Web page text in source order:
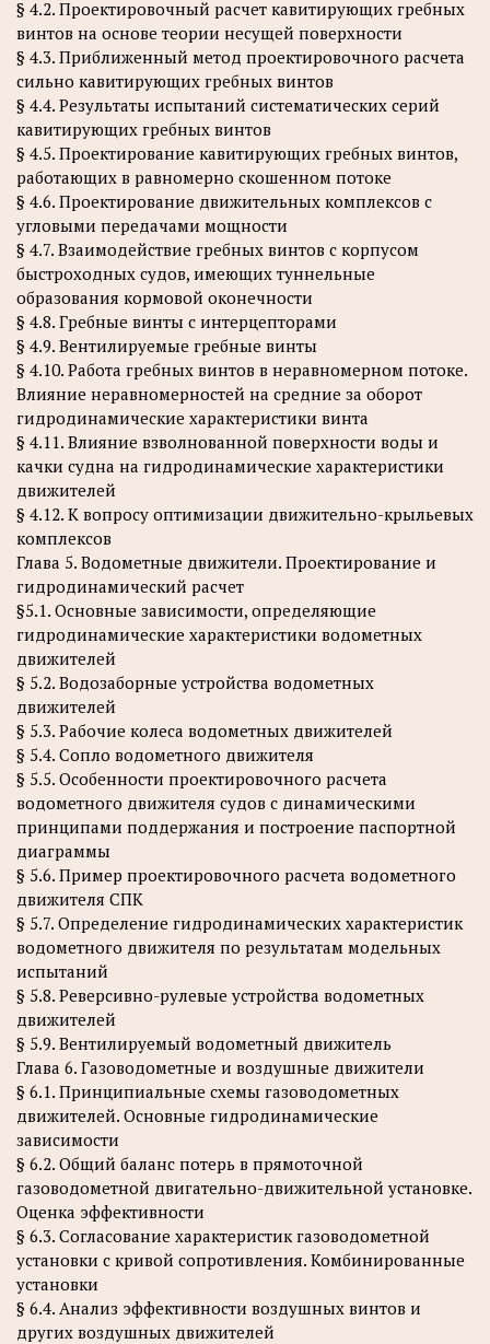
§ 4.2. Проектировочный расчет кавитирующих гребных
винтов на основе теории несущей поверхности
§ 4.3. Приближенный метод проектировочного расчета
сильно кавитирующих гребных винтов
§ 4.4. Результаты испытаний систематических серий
кавитирующих гребных винтов
§ 4.5. Проектирование кавитирующих гребных винтов,
работающих в равномерно скошенном потоке
§ 4.6. Проектирование движительных комплексов с
угловыми передачами мощности
§ 4.7. Взаимодействие гребных винтов с корпусом
быстроходных судов, имеющих туннельные
образования кормовой оконечности
§ 4.8. Гребные винты с интерцепторами
§ 4.9. Вентилируемые гребные винты
§ 4.10. Работа гребных винтов в неравномерном потоке.
Влияние неравномерностей на средние за оборот
гидродинамические характеристики винта
§ 4.11. Влияние взволнованной поверхности воды и
качки судна на гидродинамические характеристики
движителей
§ 4.12. К вопросу оптимизации движительно-крыльевых
комплексов
Глава 5. Водометные движители. Проектирование и
гидродинамический расчет
§5.1. Основные зависимости, определяющие
гидродинамические характеристики водометных
движителей
§ 5.2. Водозаборные устройства водометных
движителей
§ 5.3. Рабочие колеса водометных движителей
§ 5.4. Сопло водометного движителя
§ 5.5. Особенности проектировочного расчета
водометного движителя судов с динамическими
принципами поддержания и построение паспортной
диаграммы
§ 5.6. Пример проектировочного расчета водометного
движителя СПК
§ 5.7. Определение гидродинамических характеристик
водометного движителя по результатам модельных
испытаний
§ 5.8. Реверсивно-рулевые устройства водометных
движителей
§ 5.9. Вентилируемый водометный движитель
Глава 6. Газоводометные и воздушные движители
§ 6.1. Принципиальные схемы газоводометных
движителей. Основные гидродинамические
зависимости
§ 6.2. Общий баланс потерь в прямоточной
газоводометной двигательно-движительной установке.
Оценка эффективности
§ 6.3. Согласование характеристик газоводометной
установки с кривой сопротивления. Комбинированные
установки
§ 6.4. Анализ эффективности воздушных винтов и
других воздушных движителей